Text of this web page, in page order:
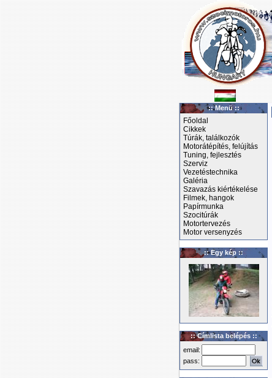
:: Menü ::
Főoldal
Cikkek
Túrák, találkozók
Motorátépítés, felújítás
Tuning, fejlesztés
Szerviz
Vezetéstechnika
Galéria
Szavazás kiértékelése
Filmek, hangok
Papírmunka
Szocitúrák
Motortervezés
Motor versenyzés
:: Egy kép ::
:: Címlista belépés ::
email:
pass: